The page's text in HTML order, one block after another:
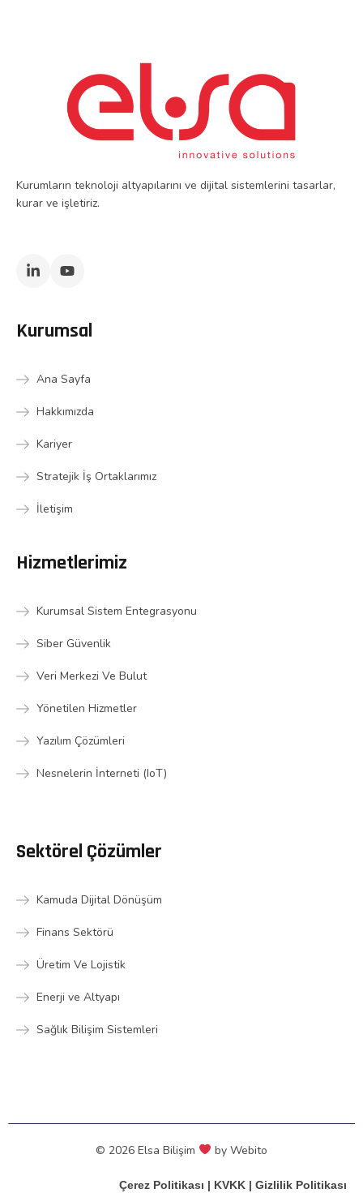
Kurumların teknoloji altyapılarını ve dijital sistemlerini tasarlar,
kurar ve işletiriz.
Kurumsal
Ana Sayfa
Hakkımızda
Kariyer
Stratejik İş Ortaklarımız
İletişim
Hizmetlerimiz
Kurumsal Sistem Entegrasyonu
Siber Güvenlik
Veri Merkezi Ve Bulut
Yönetilen Hizmetler
Yazılım Çözümleri
Nesnelerin İnterneti (IoT)
Sektörel Çözümler
Kamuda Dijital Dönüşüm
Finans Sektörü
Üretim Ve Lojistik
Enerji ve Altyapı
Sağlık Bilişim Sistemleri
© 2026 Elsa Bilişim by Webito
Çerez Politikası | KVKK | Gizlilik Politikası